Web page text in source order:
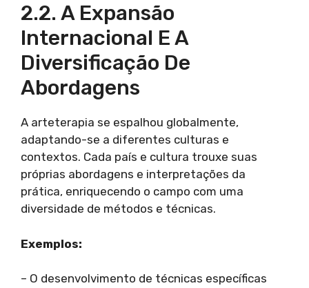
2.2. A Expansão
Internacional E A
Diversificação De
Abordagens
A arteterapia se espalhou globalmente,
adaptando-se a diferentes culturas e
contextos. Cada país e cultura trouxe suas
próprias abordagens e interpretações da
prática, enriquecendo o campo com uma
diversidade de métodos e técnicas.
Exemplos:
– O desenvolvimento de técnicas específicas